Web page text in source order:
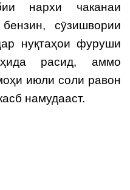
нархи чаканаи
сӯзишвории
нуқтаҳои фуруши
расид, аммо
июли соли равон
намудааст.